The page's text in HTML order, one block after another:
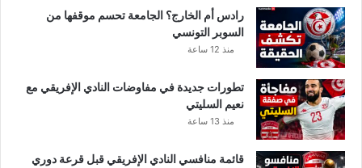
رادس أم الخارج؟ الجامعة تحسم موقفها من
السوبر التونسي
منذ 12 ساعة
تطورات جديدة في مفاوضات النادي الإفريقي مع
نعيم السليتي
منذ 13 ساعة
قائمة منافسي النادي الإفريقي قبل قرعة دوري